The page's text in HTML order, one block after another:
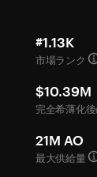
#1.13K
市場ランク
$10.39M
21M AO
最大供給量